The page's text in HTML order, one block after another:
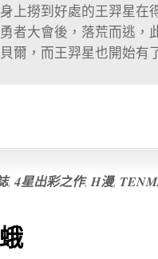
上撈到好處的王羿星在
者大會後，落荒而逃，
爾，而王羿星也開始有
, 4星出彩之作, H漫,